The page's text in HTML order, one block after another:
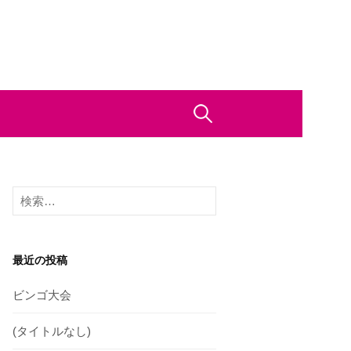
検
検
索:
最近の投稿
ビンゴ大会
(タイトルなし)